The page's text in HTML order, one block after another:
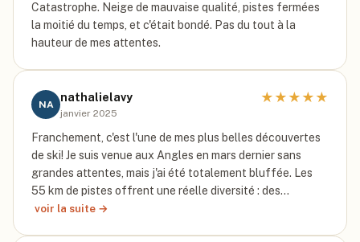
Catastrophe. Neige de mauvaise qualité, pistes fermées
la moitié du temps, et c'était bondé. Pas du tout à la
hauteur de mes attentes.
NA
nathalielavy
janvier 2025
★ ★ ★ ★ ★
Franchement, c'est l'une de mes plus belles découvertes
de ski! Je suis venue aux Angles en mars dernier sans
grandes attentes, mais j'ai été totalement bluffée. Les
55 km de pistes offrent une réelle diversité : des…
voir la suite →